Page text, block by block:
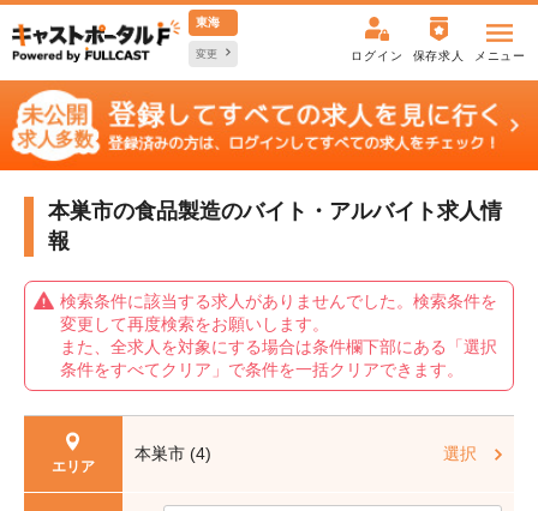
東海
変更 ログイン 保存求人 メニュー
本巣市の食品製造のバイト・アルバイト求人情
報
検索条件に該当する求人がありませんでした。検索条件を
変更して再度検索をお願いします。
また、全求人を対象にする場合は条件欄下部にある「選択
条件をすべてクリア」で条件を一括クリアできます。
エリア
本巣市 (4) 選択